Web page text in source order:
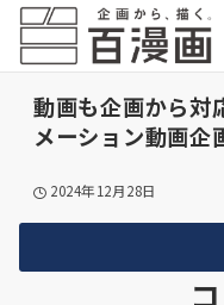
動画も企画から対
メーション動画企
2024年12月28日